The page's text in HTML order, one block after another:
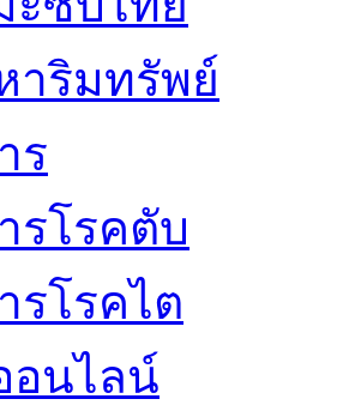
าริมทรัพย์
ร
รโรคตับ
รโรคไต
อนไลน์